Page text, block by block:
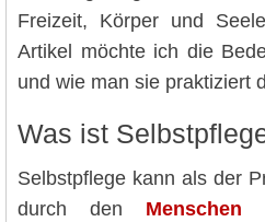
Freizeit, Körper und
Artikel möchte ich die
und wie man sie praktiziert
Was ist
Selbstpflege kann als der
durch den Menschen